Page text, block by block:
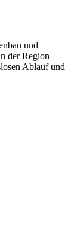
und
der Region
Ablauf und